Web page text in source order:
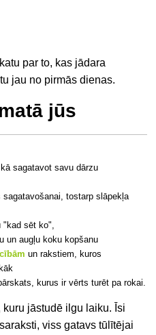
par to, kas jādara
jau no pirmās dienas.
jūs
sagatavot savu dārzu
tostarp slāpekļa
"kad sēt ko",
un augļu koku kopšanu
un rakstiem, kuros
kurus ir vērts turēt pa rokai.
jāstudē ilgu laiku. Īsi
viss gatavs tūlītējai